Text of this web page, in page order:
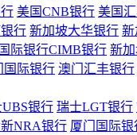
美国CNB银行 美国
行 新加坡大华银行 新
际银行CIMB银行 新
国际银行 澳门汇丰银行
银行 瑞士LGT银行
NRA银行 厦门国际银